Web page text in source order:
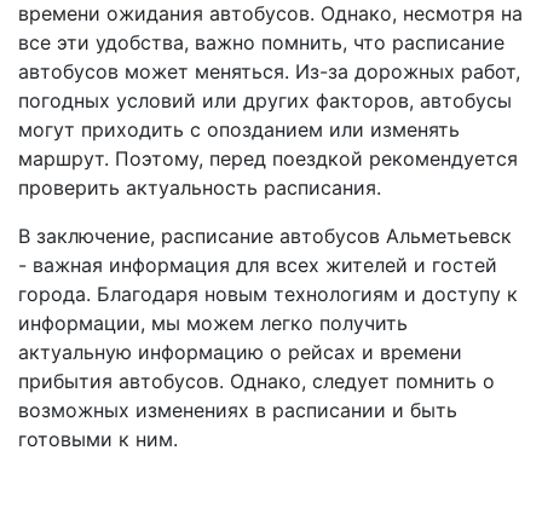
времени ожидания автобусов. Однако, несмотря на
все эти удобства, важно помнить, что расписание
автобусов может меняться. Из-за дорожных работ,
погодных условий или других факторов, автобусы
могут приходить с опозданием или изменять
маршрут. Поэтому, перед поездкой рекомендуется
проверить актуальность расписания.
В заключение, расписание автобусов Альметьевск
- важная информация для всех жителей и гостей
города. Благодаря новым технологиям и доступу к
информации, мы можем легко получить
актуальную информацию о рейсах и времени
прибытия автобусов. Однако, следует помнить о
возможных изменениях в расписании и быть
готовыми к ним.